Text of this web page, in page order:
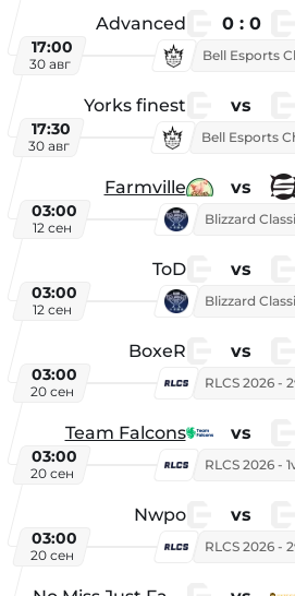
Advanced 0 : 0
17:00
30 авг
Yorks finest vs
17:30
30 авг
Farmville vs
03:00
12 сен
ToD vs
03:00
12 сен
BoxeR vs
03:00
20 сен
Team Falcons vs
03:00
20 сен
Nwpo vs
03:00
20 сен